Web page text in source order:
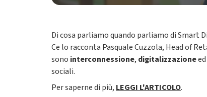
Di cosa parliamo quando parliamo di Smart
Ce lo racconta Pasquale Cuzzola, Head of
sono interconnessione, digitalizzazioneed
sociali.
Per saperne di più, LEGGI L'ARTICOLO.